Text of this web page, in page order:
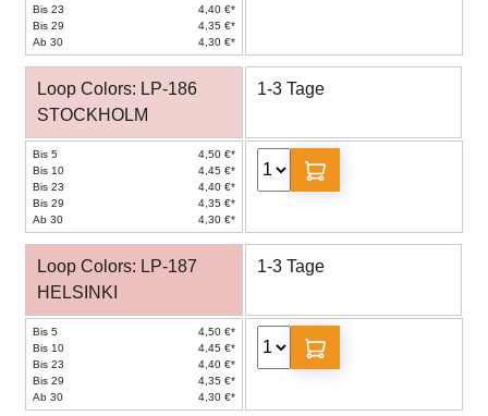
Bis 23
4,40 €*
Bis 29
4,35 €*
Ab 30
4,30 €*
Loop Colors: LP-186
STOCKHOLM
1-3 Tage
Bis 5
4,50 €*
Bis 10
4,45 €*
Bis 23
4,40 €*
Bis 29
4,35 €*
Ab 30
4,30 €*
Loop Colors: LP-187
HELSINKI
1-3 Tage
Bis 5
4,50 €*
Bis 10
4,45 €*
Bis 23
4,40 €*
Bis 29
4,35 €*
Ab 30
4,30 €*